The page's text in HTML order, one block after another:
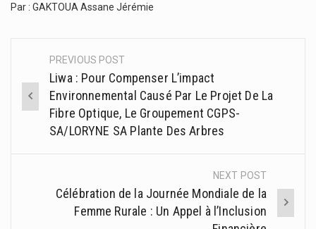
Par : GAKTOUA Assane Jérémie
Post
navigation
PREVIOUS POST
Liwa : Pour Compenser L’impact
Environnemental Causé Par Le Projet De La
Fibre Optique, Le Groupement CGPS-
SA/LORYNE SA Plante Des Arbres
NEXT POST
Célébration de la Journée Mondiale de la
Femme Rurale : Un Appel à l’Inclusion